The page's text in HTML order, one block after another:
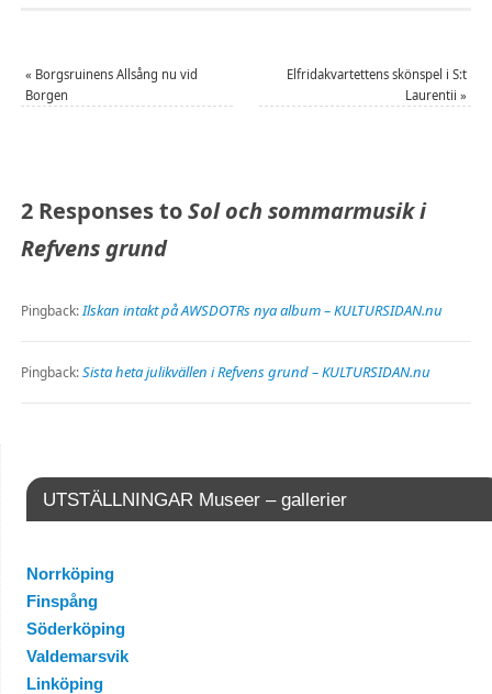
« Borgsruinens Allsång nu vid
Borgen
Elfridakvartettens skönspel i S:t
Laurentii»
2 Responses toSol och sommarmusik i
Refvens grund
Pingback:Ilskan intakt på AWSDOTRs nya album – KULTURSIDAN.nu
Pingback:Sista heta julikvällen i Refvens grund – KULTURSIDAN.nu
UTSTÄLLNINGAR Museer – gallerier
Norrköping
Finspång
Söderköping
Valdemarsvik
Linköping